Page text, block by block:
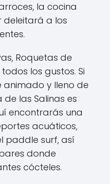
la cocina
deleitará a los
Roquetas de
los gustos. Si
animado y lleno de
las Salinas es
encontrarás una
acuáticos,
paddle surf, así
donde
cócteles.